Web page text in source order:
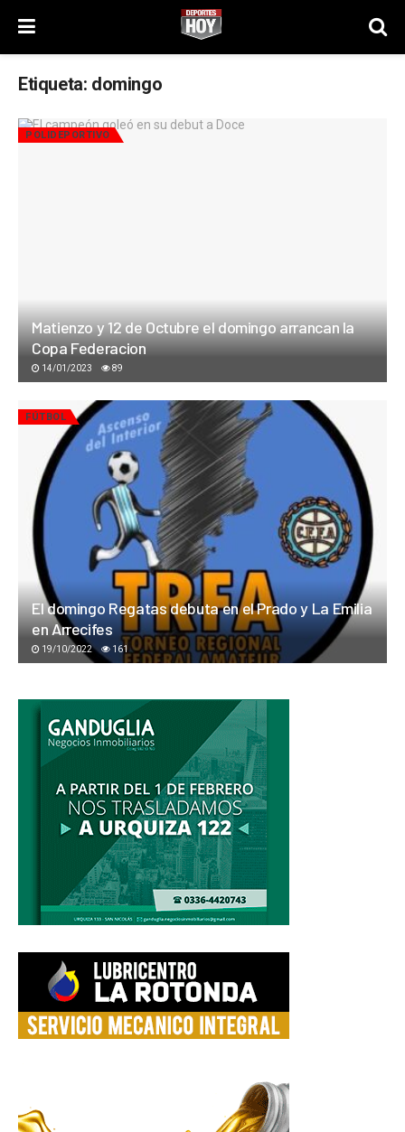
Etiqueta: domingo
POLIDEPORTIVO
Matienzo y 12 de Octubre el domingo arrancan la
Copa Federacion
14/01/2023 89
FÚTBOL
El domingo Regatas debuta en el Prado y La Emilia
en Arrecifes
19/10/2022 161